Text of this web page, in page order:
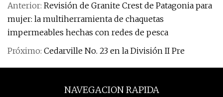
Anterior: Revisión de Granite Crest de Patagonia para
mujer: la multiherramienta de chaquetas
impermeables hechas con redes de pesca
Próximo: Cedarville No. 23 en la División II Pre
NAVEGACION RAPIDA